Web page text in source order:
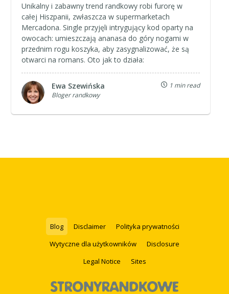
Unikalny i zabawny trend randkowy robi furorę w
całej Hiszpanii, zwłaszcza w supermarketach
Mercadona. Single przyjęli intrygujący kod oparty na
owocach: umieszczają ananasa do góry nogami w
przednim rogu koszyka, aby zasygnalizować, że są
otwarci na romans. Oto jak to działa:
Ewa Szewińska
Bloger randkowy
1 min read
Blog Disclaimer
Polityka prywatności
Wytyczne dla użytkowników
Disclosure
Legal Notice
Sites